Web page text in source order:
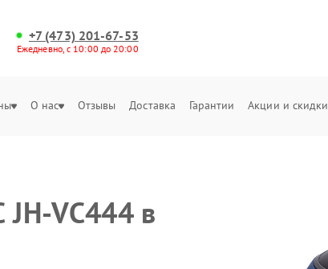
+7 (473) 201-67-53
Ежедневно, с 10:00 до 20:00
О нас Отзывы Доставка Гарантии Акции и скидки
JH-VC444 в